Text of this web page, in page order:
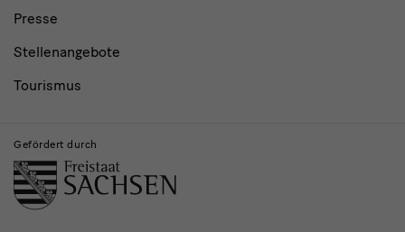
Presse
Stellenangebote
Tourismus
Gefördert durch